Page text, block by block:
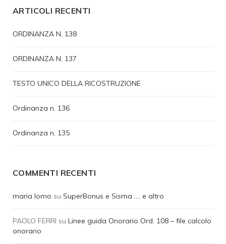
ARTICOLI RECENTI
ORDINANZA N. 138
ORDINANZA N. 137
TESTO UNICO DELLA RICOSTRUZIONE
Ordinanza n. 136
Ordinanza n. 135
COMMENTI RECENTI
maria lomo su SuperBonus e Sisma …. e altro
PAOLO FERRI su Linee guida Onorario Ord. 108 – file calcolo
onorario